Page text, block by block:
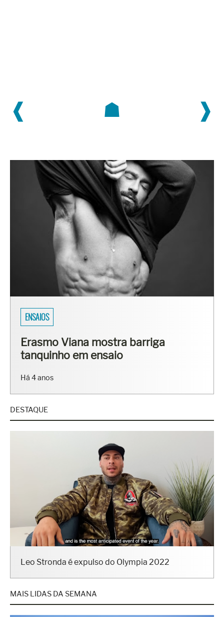
❰ ❱
☗
ENSAIOS
Erasmo Viana mostra barriga
tanquinho em ensaio
Há 4 anos
DESTAQUE
Leo Stronda é expulso do Olympia 2022
MAIS LIDAS DA SEMANA